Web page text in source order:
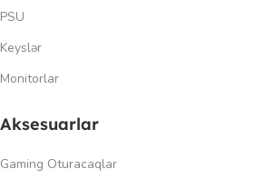
PSU
Keyslər
Monitorlar
Aksesuarlar
Gaming Oturacaqlar